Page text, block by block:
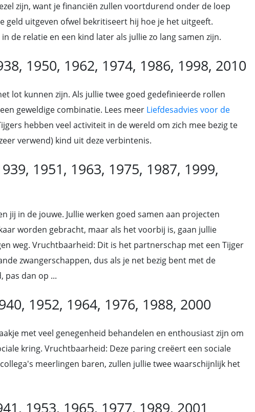
zijn, want je financiën zullen voortdurend onder de loep
geld uitgeven ofwel bekritiseert hij hoe je het uitgeeft.
de relatie en een kind later als jullie zo lang samen zijn.
1950, 1962, 1974, 1986, 1998, 2010
lot kunnen zijn. Als jullie twee goed gedefinieerde rollen
geweldige combinatie. Lees meer Liefdesadvies voor de
hebben veel activiteit in de wereld om zich mee bezig te
verwend) kind uit deze verbintenis.
1951, 1963, 1975, 1987, 1999,
jij in de jouwe. Jullie werken goed samen aan projecten
worden gebracht, maar als het voorbij is, gaan jullie
weg. Vruchtbaarheid: Dit is het partnerschap met een Tijger
zwangerschappen, dus als je net bezig bent met de
pas dan op ...
1952, 1964, 1976, 1988, 2000
met veel genegenheid behandelen en enthousiast zijn om
kring. Vruchtbaarheid: Deze paring creëert een sociale
meerlingen baren, zullen jullie twee waarschijnlijk het
1953, 1965, 1977, 1989, 2001